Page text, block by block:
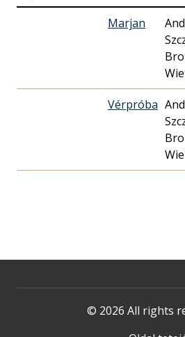
Marjan
Vérpróba
© 2026 All rights